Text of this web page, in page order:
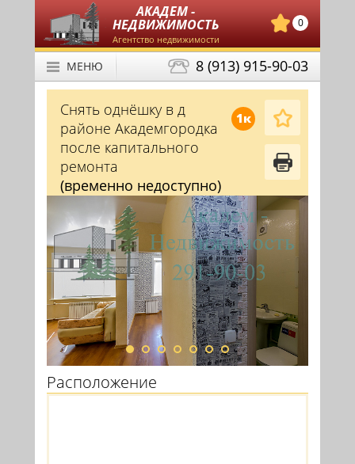
АКАДЕМ -
НЕДВИЖИМОСТЬ
Агентство недвижимости
0
8 (913) 915-90-03
МЕНЮ
1к
Снять однёшку в д
районе Академгородка
после капитального
ремонта
(временно недоступно)
Расположение